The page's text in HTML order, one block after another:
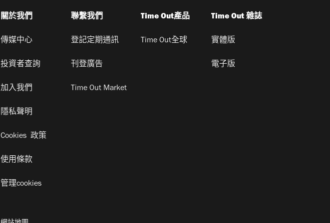
關於我們
傳媒中心
投資者查詢
加入我們
隱私聲明
Cookies 政策
使用條款
管理cookies
聯繫我們
登記定期通訊
刊登廣告
Time Out Market
Time Out產品
Time Out全球
Time Out 雜誌
實體版
電子版